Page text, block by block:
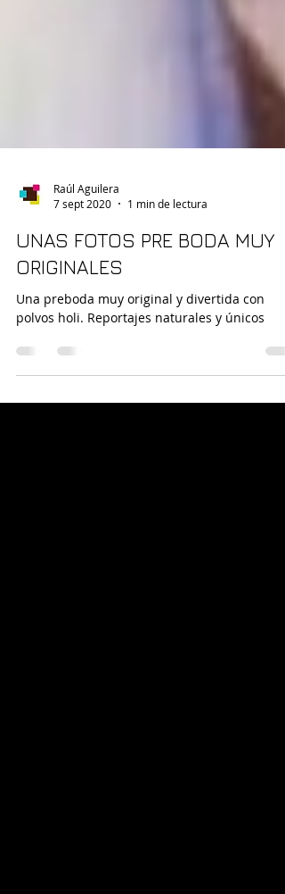
Raúl Aguilera
UNAS FOTOS PRE BODA MUY
ORIGINALES
Una preboda muy original y divertida con
polvos holi. Reportajes naturales y únicos